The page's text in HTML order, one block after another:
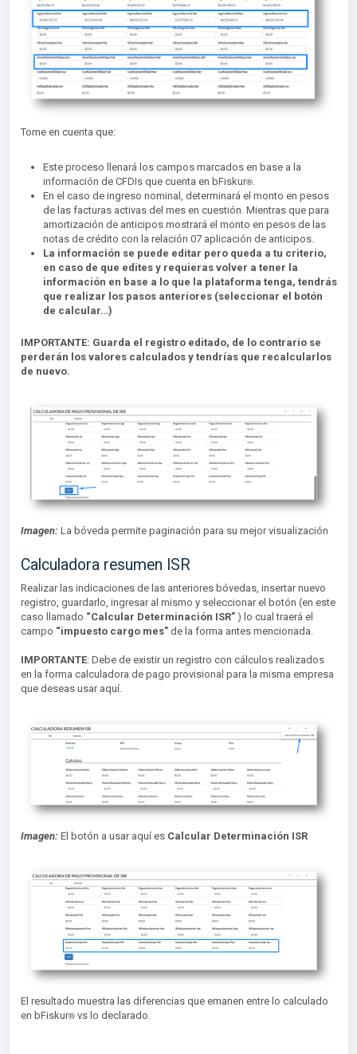
Tome en cuenta que:
Este proceso llenará los campos marcados en base a la
información de CFDIs que cuenta en bFiskur®︎.
En el caso de ingreso nominal, determinará el monto en pesos
de las facturas activas del mes en cuestión. Mientras que para
amortización de anticipos mostrará el monto en pesos de las
notas de crédito con la relación 07 aplicación de anticipos.
La información se puede editar pero queda a tu criterio,
en caso de que edites y requieras volver a tener la
información en base a lo que la plataforma tenga, tendrás
que realizar los pasos anteriores (seleccionar el botón
de calcular…)
IMPORTANTE: Guarda el registro editado, de lo contrario se
perderán los valores calculados y tendrías que recalcularlos
de nuevo.
Imagen: La bóveda permite paginación para su mejor visualización
Calculadora resumen ISR
Realizar las indicaciones de las anteriores bóvedas, insertar nuevo
registro, guardarlo, ingresar al mismo y seleccionar el botón (en este
caso llamado “Calcular Determinación ISR”) lo cual traerá el
campo “impuesto cargo mes” de la forma antes mencionada.
IMPORTANTE: Debe de existir un registro con cálculos realizados
en la forma calculadora de pago provisional para la misma empresa
que deseas usar aquí.
Imagen: El botón a usar aquí es Calcular Determinación ISR
El resultado muestra las diferencias que emanen entre lo calculado
en bFiskur®︎vs lo declarado.